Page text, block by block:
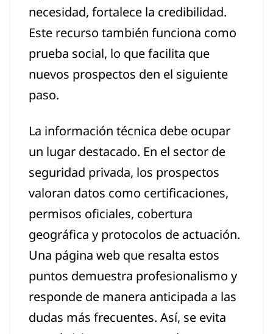
necesidad, fortalece la credibilidad.
Este recurso también funciona como
prueba social, lo que facilita que
nuevos prospectos den el siguiente
paso.
La información técnica debe ocupar
un lugar destacado. En el sector de
seguridad privada, los prospectos
valoran datos como certificaciones,
permisos oficiales, cobertura
geográfica y protocolos de actuación.
Una página web que resalta estos
puntos demuestra profesionalismo y
responde de manera anticipada a las
dudas más frecuentes. Así, se evita